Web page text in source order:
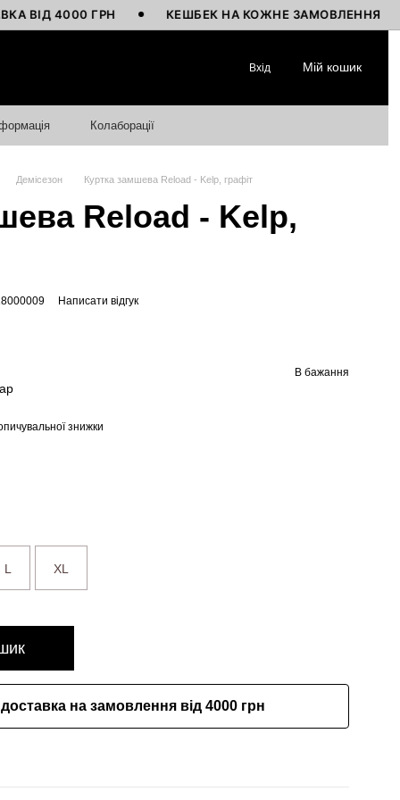
4000 ГРН КЕШБЕК НА КОЖНЕ ЗАМОВЛЕННЯ
Вхід Мій кошик
Колаборації
Демісезон Куртка замшева Reload - Kelp, графіт
Reload - Kelp,
Написати відгук
В бажання
знижки
L XL
на замовлення від 4000 грн